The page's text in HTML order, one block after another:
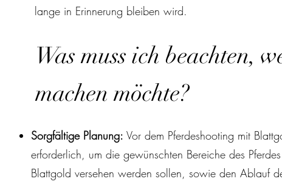
lange in Erinnerung bleiben wird.
Was muss ich beachten,
machen möchte?
Sorgfältige Planung: Vor dem Pferdeshooting mit
erforderlich, um die gewünschten Bereiche des
Blattgold versehen werden sollen, sowie den Ablauf